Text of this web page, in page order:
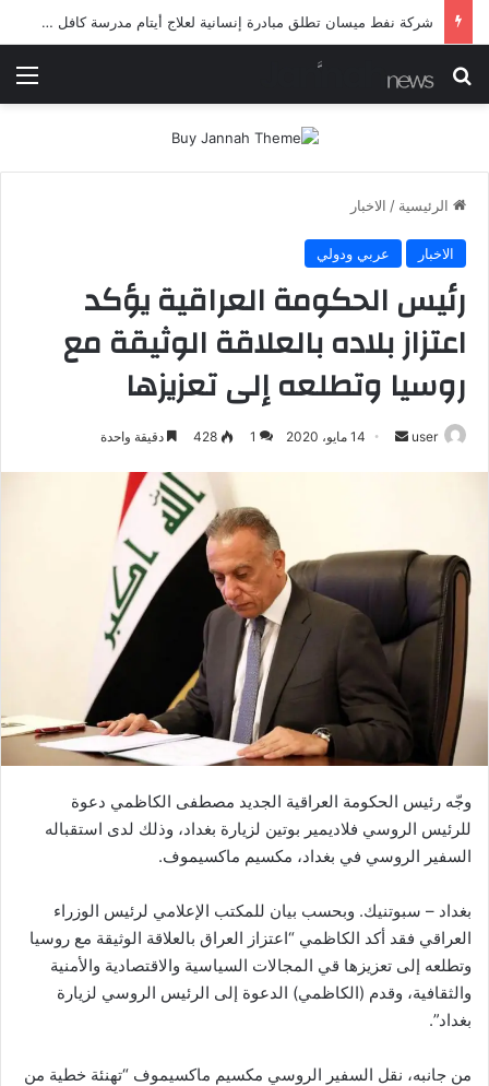
شرطة ميسان تلقي القبض على مطلقي العيارات النارية أثناء تشييع جنائزي في العمارة
بحث عن
الرئيسية / الاخبار
الاخبار عربي ودولي
رئيس الحكومة العراقية يؤكد
اعتزاز بلاده بالعلاقة الوثيقة مع
روسيا وتطلعه إلى تعزيزها
user
أرسل 14 مايو، 2020 1
428 دقيقة واحدة
وجّه رئيس الحكومة العراقية الجديد مصطفى الكاظمي دعوة
للرئيس الروسي فلاديمير بوتين لزيارة بغداد، وذلك لدى استقباله
السفير الروسي في بغداد، مكسيم ماكسيموف.
بغداد – سبوتنيك. وبحسب بيان للمكتب الإعلامي لرئيس الوزراء
العراقي فقد أكد الكاظمي “اعتزاز العراق بالعلاقة الوثيقة مع روسيا
وتطلعه إلى تعزيزها قي المجالات السياسية والاقتصادية والأمنية
والثقافية، وقدم (الكاظمي) الدعوة إلى الرئيس الروسي لزيارة
بغداد”.
من جانبه، نقل السفير الروسي مكسيم ماكسيموف “تهنئة خطية من